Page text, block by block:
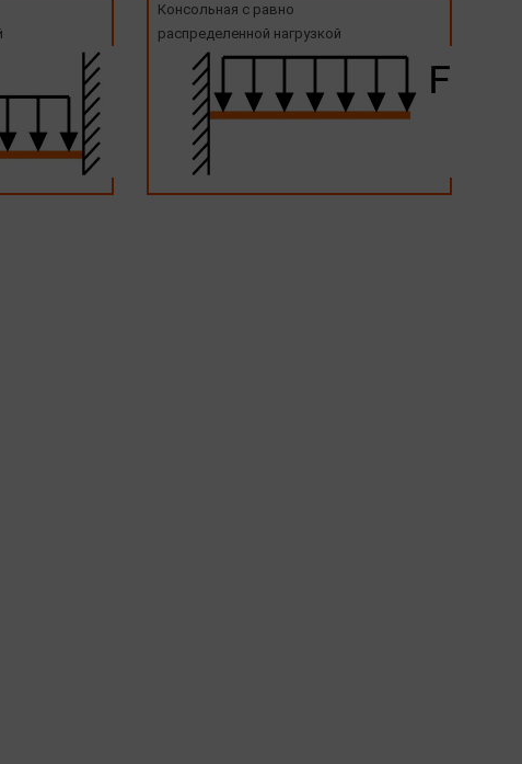
Консольная с равно
распределенной нагрузкой